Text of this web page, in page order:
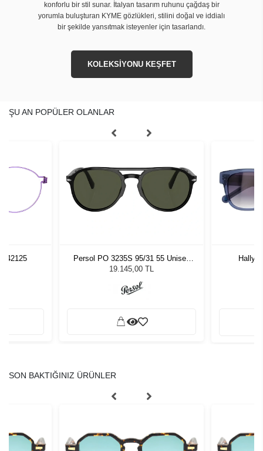
konforlu bir stil sunar. İtalyan tasarım ruhunu çağdaş bir
yorumla buluşturan KYME gözlükleri, stilini doğal ve iddialı
bir şekilde yansıtmak isteyenler için tasarlandı.
KOLEKSİYONU KEŞFET
ŞU AN POPÜLER OLANLAR
42125
Persol PO 3235S 95/31 55 Unisex
Güneş Gözlüğü
19.145,00 TL
Hally
SON BAKTIĞINIZ ÜRÜNLER